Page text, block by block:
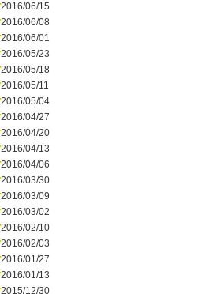
2016/06/15
2016/06/08
2016/06/01
2016/05/23
2016/05/18
2016/05/11
2016/05/04
2016/04/27
2016/04/20
2016/04/13
2016/04/06
2016/03/30
2016/03/09
2016/03/02
2016/02/10
2016/02/03
2016/01/27
2016/01/13
2015/12/30